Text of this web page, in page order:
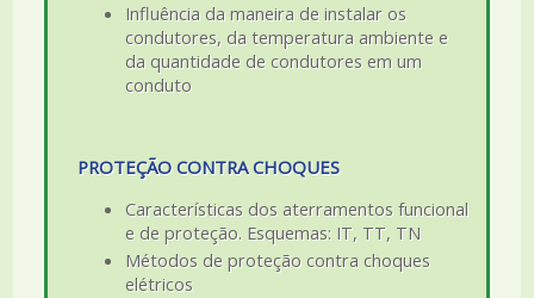
Influência da maneira de instalar os
condutores, da temperatura ambiente e
da quantidade de condutores em um
conduto
PROTEÇÃO CONTRA CHOQUES
Características dos aterramentos funcional
e de proteção. Esquemas: IT, TT, TN
Métodos de proteção contra choques
elétricos